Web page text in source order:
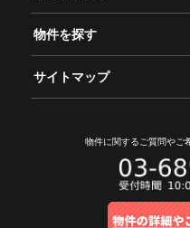
物件を探す
サイトマップ
物件に関するご質問やご